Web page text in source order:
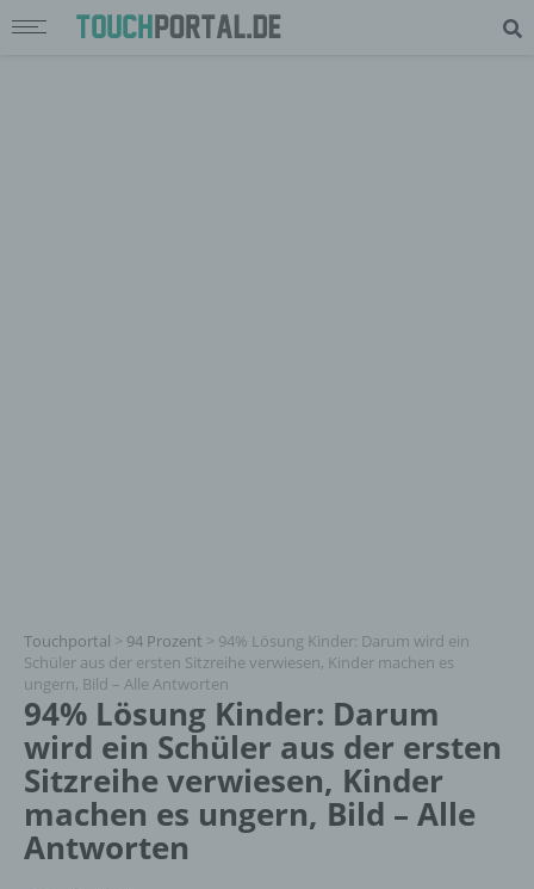
Touchportal > 94 Prozent > 94% Lösung Kinder: Darum wird ein
Schüler aus der ersten Sitzreihe verwiesen, Kinder machen es
ungern, Bild – Alle Antworten
94% Lösung Kinder: Darum
wird ein Schüler aus der ersten
Sitzreihe verwiesen, Kinder
machen es ungern, Bild – Alle
Antworten